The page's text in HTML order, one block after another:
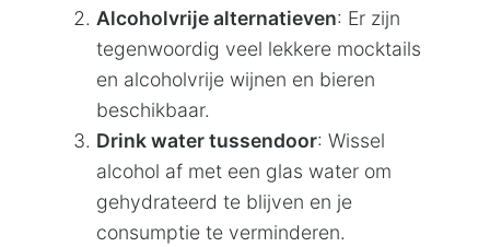
Alcoholvrije alternatieven: Er zijn
tegenwoordig veel lekkere mocktails
en alcoholvrije wijnen en bieren
beschikbaar.
Drink water tussendoor: Wissel
alcohol af met een glas water om
gehydrateerd te blijven en je
consumptie te verminderen.